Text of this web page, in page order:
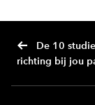
De 10
richting bij jou